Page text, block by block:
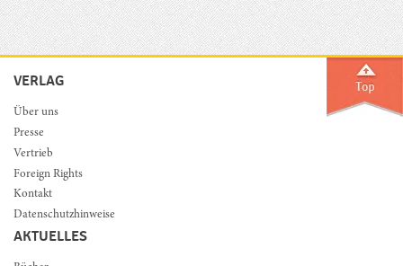
VERLAG
Über uns
Presse
Vertrieb
Foreign Rights
Kontakt
Datenschutzhinweise
AKTUELLES